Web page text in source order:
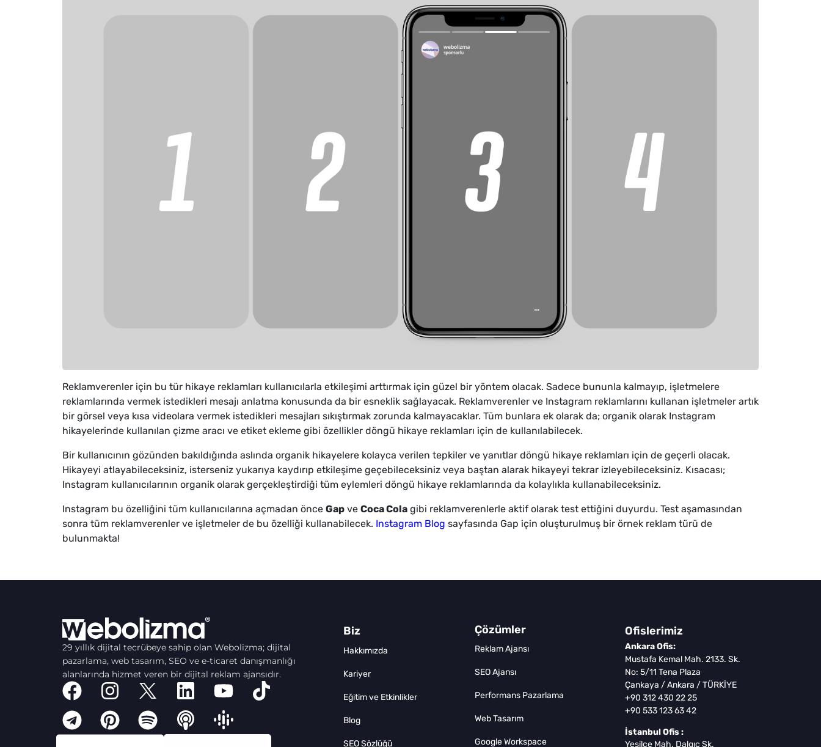
Reklamverenler için bu tür hikaye reklamları kullanıcılarla etkileşimi arttırmak için güzel bir yöntem olacak. Sadece bununla kalmayıp, işletmelere
reklamlarında vermek istedikleri mesajı anlatma konusunda da bir esneklik sağlayacak. Reklamverenler ve Instagram reklamlarını kullanan işletmeler artık
bir görsel veya kısa videolara vermek istedikleri mesajları sıkıştırmak zorunda kalmayacaklar. Tüm bunlara ek olarak da; organik olarak Instagram
hikayelerinde kullanılan çizme aracı ve etiket ekleme gibi özellikler döngü hikaye reklamları için de kullanılabilecek.
Bir kullanıcının gözünden bakıldığında aslında organik hikayelere kolayca verilen tepkiler ve yanıtlar döngü hikaye reklamları için de geçerli olacak.
Hikayeyi atlayabileceksiniz, isterseniz yukarıya kaydırıp etkileşime geçebileceksiniz veya baştan alarak hikayeyi tekrar izleyebileceksiniz. Kısacası;
Instagram kullanıcılarının organik olarak gerçekleştirdiği tüm eylemleri döngü hikaye reklamlarında da kolaylıkla kullanabileceksiniz.
Instagram bu özelliğini tüm kullanıcılarına açmadan önce Gap ve Coca Cola gibi reklamverenlerle aktif olarak test ettiğini duyurdu. Test aşamasından
sonra tüm reklamverenler ve işletmeler de bu özelliği kullanabilecek. Instagram Blog sayfasında Gap için oluşturulmuş bir örnek reklam türü de
bulunmakta!
29 yıllık dijital tecrübeye sahip olan Webolizma; dijital
pazarlama, web tasarım, SEO ve e-ticaret danışmanlığı
alanlarında hizmet veren bir dijital reklam ajansıdır.
Biz
Hakkımızda
Kariyer
Eğitim ve Etkinlikler
Blog
SEO Sözlüğü
Çözümler
Reklam Ajansı
SEO Ajansı
Performans Pazarlama
Web Tasarım
Google Workspace
Ofislerimiz
Ankara Ofis:
Mustafa Kemal Mah. 2133. Sk.
No: 5/11 Tena Plaza
Çankaya / Ankara / TÜRKİYE
+90 312 430 22 25
+90 533 123 63 42
İstanbul Ofis :
Yeşilce Mah. Dalgıç Sk.